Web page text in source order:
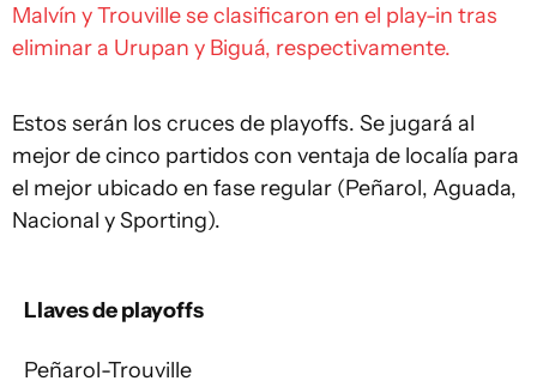
Malvín y Trouville se clasificaron en el play-in tras
eliminar a Urupan y Biguá, respectivamente.
Estos serán los cruces de playoffs. Se jugará al
mejor de cinco partidos con ventaja de localía para
el mejor ubicado en fase regular (Peñarol, Aguada,
Nacional y Sporting).
Llaves de playoffs
Peñarol-Trouville